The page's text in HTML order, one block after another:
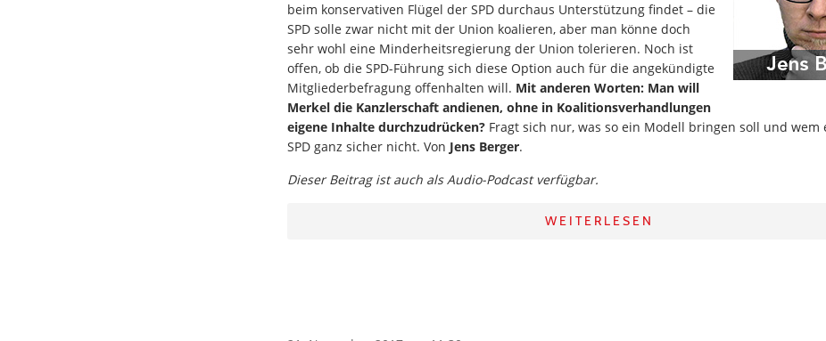
beim konservativen Flügel der SPD durchaus Unterstützung findet – die
SPD solle zwar nicht mit der Union koalieren, aber man könne doch
sehr wohl eine Minderheitsregierung der Union tolerieren. Noch ist
offen, ob die SPD-Führung sich diese Option auch für die angekündigte
Mitgliederbefragung offenhalten will. Mit anderen Worten: Man will
Merkel die Kanzlerschaft andienen, ohne in Koalitionsverhandlungen
eigene Inhalte durchzudrücken? Fragt sich nur, was so ein Modell bringen soll und wem
SPD ganz sicher nicht. Von Jens Berger.
Dieser Beitrag ist auch als Audio-Podcast verfügbar.
WEITERLESEN